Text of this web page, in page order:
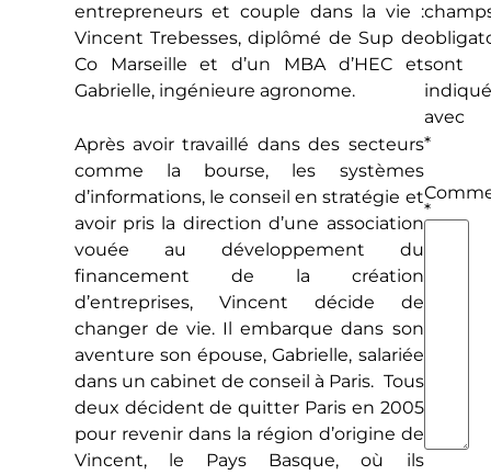
entrepreneurs et couple dans la vie :
Vincent Trebesses, diplômé de Sup de
Co Marseille et d’un MBA d’HEC et
Gabrielle, ingénieure agronome.
Après avoir travaillé dans des secteurs
comme la bourse, les systèmes
d’informations, le conseil en stratégie et
avoir pris la direction d’une association
vouée au développement du
financement de la création
d’entreprises, Vincent décide de
changer de vie. Il embarque dans son
aventure son épouse, Gabrielle, salariée
dans un cabinet de conseil à Paris. Tous
deux décident de quitter Paris en 2005
pour revenir dans la région d’origine de
Vincent, le Pays Basque, où ils
sont
avec
*
*